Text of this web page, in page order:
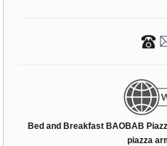
Bed and Breakfast BAOBAB
piazza